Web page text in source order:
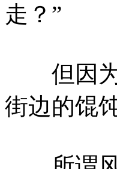
走？”
但因为
街边的馄